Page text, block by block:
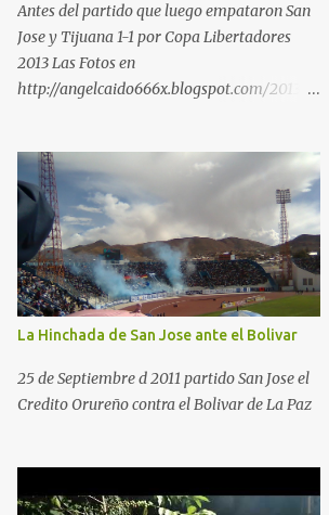
Antes del partido que luego empataron San
Jose y Tijuana 1-1 por Copa Libertadores
2013 Las Fotos en
http://angelcaido666x.blogspot.com/2013/0
La Hinchada de San Jose ante el Bolivar
25 de Septiembre d 2011 partido San Jose el
Credito Orureño contra el Bolivar de La Paz